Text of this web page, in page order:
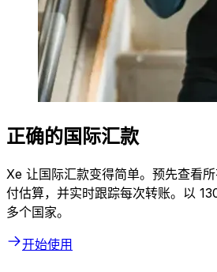
正确的国际汇款
Xe 让国际汇款变得简单。预先查看
付估算，并实时跟踪每次转账。以
多个国家。
开始使用